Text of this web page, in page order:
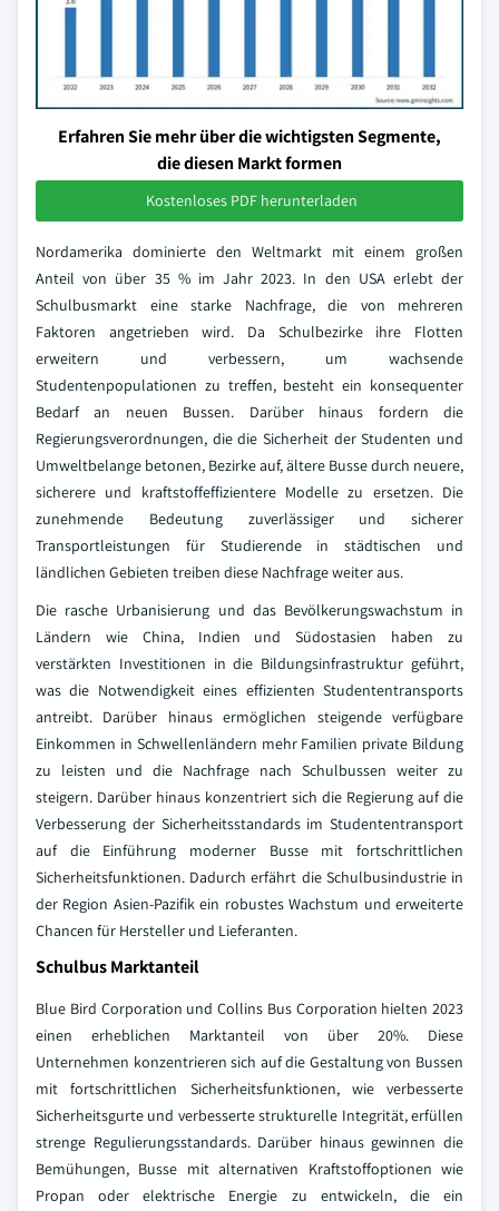
Erfahren Sie mehr über die wichtigsten Segmente,
die diesen Markt formen
Kostenloses PDF herunterladen
Nordamerika dominierte den Weltmarkt mit einem großen
Anteil von über 35 % im Jahr 2023. In den USA erlebt der
Schulbusmarkt eine starke Nachfrage, die von mehreren
Faktoren angetrieben wird. Da Schulbezirke ihre Flotten
erweitern und verbessern, um wachsende
Studentenpopulationen zu treffen, besteht ein konsequenter
Bedarf an neuen Bussen. Darüber hinaus fordern die
Regierungsverordnungen, die die Sicherheit der Studenten und
Umweltbelange betonen, Bezirke auf, ältere Busse durch neuere,
sicherere und kraftstoffeffizientere Modelle zu ersetzen. Die
zunehmende Bedeutung zuverlässiger und sicherer
Transportleistungen für Studierende in städtischen und
ländlichen Gebieten treiben diese Nachfrage weiter aus.
Die rasche Urbanisierung und das Bevölkerungswachstum in
Ländern wie China, Indien und Südostasien haben zu
verstärkten Investitionen in die Bildungsinfrastruktur geführt,
was die Notwendigkeit eines effizienten Studententransports
antreibt. Darüber hinaus ermöglichen steigende verfügbare
Einkommen in Schwellenländern mehr Familien private Bildung
zu leisten und die Nachfrage nach Schulbussen weiter zu
steigern. Darüber hinaus konzentriert sich die Regierung auf die
Verbesserung der Sicherheitsstandards im Studententransport
auf die Einführung moderner Busse mit fortschrittlichen
Sicherheitsfunktionen. Dadurch erfährt die Schulbusindustrie in
der Region Asien-Pazifik ein robustes Wachstum und erweiterte
Chancen für Hersteller und Lieferanten.
Schulbus Marktanteil
Blue Bird Corporation und Collins Bus Corporation hielten 2023
einen erheblichen Marktanteil von über 20%. Diese
Unternehmen konzentrieren sich auf die Gestaltung von Bussen
mit fortschrittlichen Sicherheitsfunktionen, wie verbesserte
Sicherheitsgurte und verbesserte strukturelle Integrität, erfüllen
strenge Regulierungsstandards. Darüber hinaus gewinnen die
Bemühungen, Busse mit alternativen Kraftstoffoptionen wie
Propan oder elektrische Energie zu entwickeln, die ein